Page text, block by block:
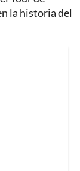
la historia del